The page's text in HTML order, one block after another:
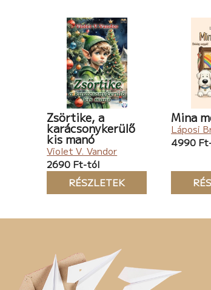
Zsörtike, a
karácsonykerülő
kis manó
Violet V. Vandor
2690 Ft-tól
RÉSZLETEK
Mina
Láposi
4990